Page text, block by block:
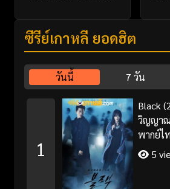
ซีรี่ย์เกาหลี ยอดฮิต
วันนี้ 7 วัน
1
Black
วิญญา
พากย์ไ
5